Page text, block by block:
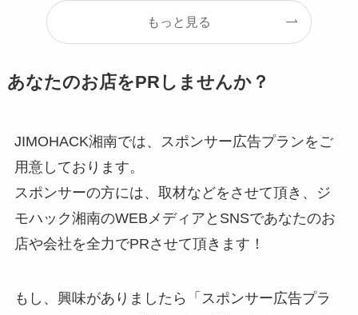
もっと見る
あなたのお店をPRしませんか？
JIMOHACK湘南では、スポンサー広告プランをご
用意しております。
スポンサーの方には、取材などをさせて頂き、ジ
モハック湘南のWEBメディアとSNSであなたのお
店や会社を全力でPRさせて頂きます！
もし、興味がありましたら「スポンサー広告プラ